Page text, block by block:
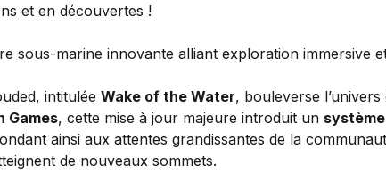
et en découvertes !
intitulée Wake of the Water, bouleverse
Games, cette mise à jour majeure introduit un
ainsi aux attentes grandissantes de la
de nouveaux sommets.